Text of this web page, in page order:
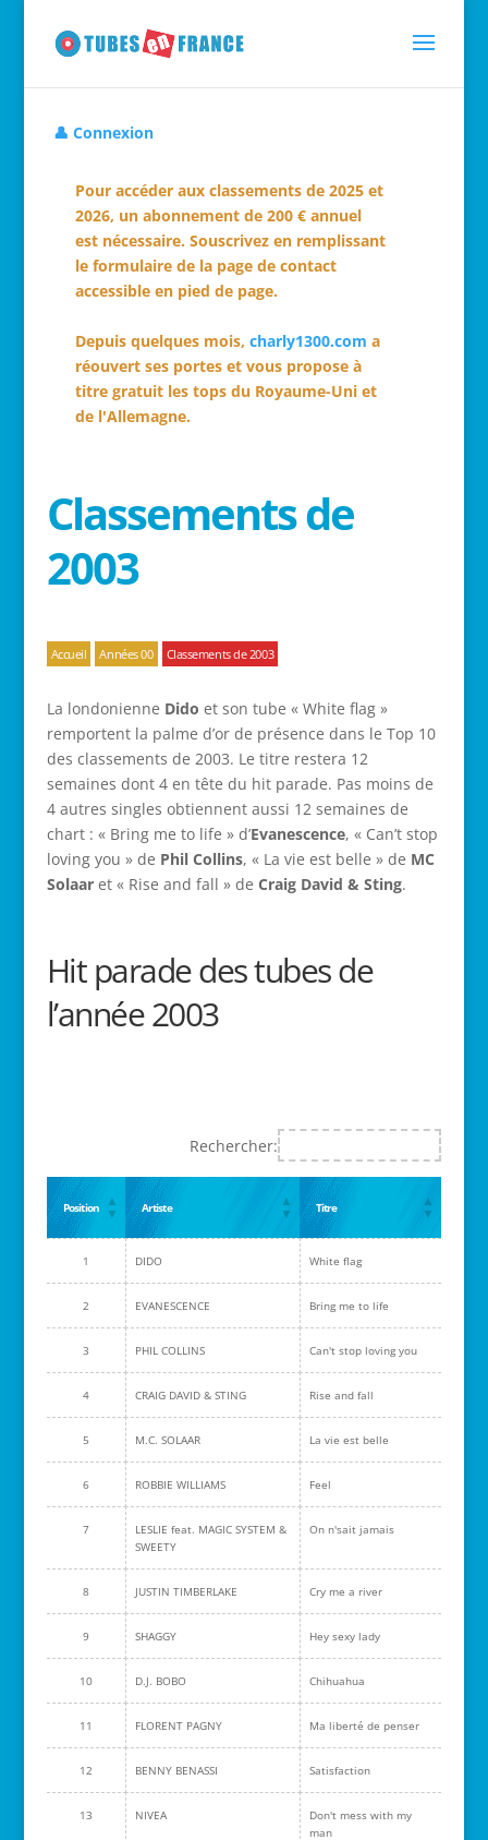
👤 Connexion
Pour accéder aux classements de 2025 et
2026, un abonnement de 200 € annuel
est nécessaire. Souscrivez en remplissant
le formulaire de la page de contact
accessible en pied de page.
Depuis quelques mois, charly1300.com a
réouvert ses portes et vous propose à
titre gratuit les tops du Royaume-Uni et
de l'Allemagne.
Classements de
2003
Accueil Années 00 Classements de 2003
La londonienne Dido et son tube « White flag »
remportent la palme d’or de présence dans le Top 10
des classements de 2003. Le titre restera 12
semaines dont 4 en tête du hit parade. Pas moins de
4 autres singles obtiennent aussi 12 semaines de
chart : « Bring me to life » d’Evanescence, « Can’t stop
loving you » de Phil Collins, « La vie est belle » de MC
Solaaret « Rise and fall » de Craig David & Sting.
Hit parade des tubes de
l’année 2003
Rechercher:
Position Artiste Titre
1 DIDO White flag
2 EVANESCENCE Bring me to life
3 PHIL COLLINS Can't stop loving you
4 CRAIG DAVID & STING Rise and fall
5 M.C. SOLAAR La vie est belle
6 ROBBIE WILLIAMS Feel
7
LESLIE feat. MAGIC SYSTEM &
SWEETY
On n'sait jamais
8 JUSTIN TIMBERLAKE Cry me a river
9 SHAGGY Hey sexy lady
10 D.J. BOBO Chihuahua
11 FLORENT PAGNY Ma liberté de penser
12 BENNY BENASSI Satisfaction
13 NIVEA
Don't mess with my
man